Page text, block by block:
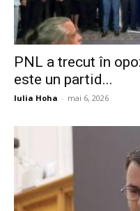
PNL a trecut în
este un partid...
Iulia Hoha - mai 6, 2026